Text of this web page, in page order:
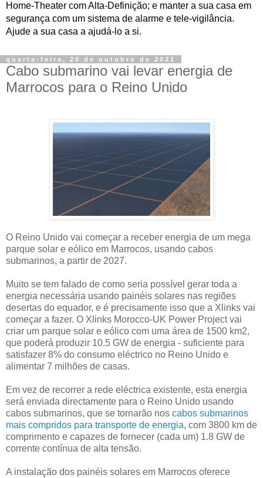
Home-Theater com Alta-Definição; e manter a sua casa em
segurança com um sistema de alarme e tele-vigilância.
Ajude a sua casa a ajudá-lo a si.
quarta-feira, 20 de outubro de 2021
Cabo submarino vai levar energia de
Marrocos para o Reino Unido
O Reino Unido vai começar a receber energia de um mega
parque solar e eólico em Marrocos, usando cabos
submarinos, a partir de 2027.
Muito se tem falado de como seria possível gerar toda a
energia necessária usando painéis solares nas regiões
desertas do equador, e é precisamente isso que a Xlinks vai
começar a fazer. O Xlinks Morocco-UK Power Project vai
criar um parque solar e eólico com uma área de 1500 km2,
que poderá produzir 10.5 GW de energia - suficiente para
satisfazer 8% do consumo eléctrico no Reino Unido e
alimentar 7 milhões de casas.
Em vez de recorrer a rede eléctrica existente, esta energia
será enviada directamente para o Reino Unido usando
cabos submarinos, que se tornarão nos cabos submarinos
mais compridos para transporte de energia, com 3800 km de
comprimento e capazes de fornecer (cada um) 1.8 GW de
corrente contínua de alta tensão.
A instalação dos painéis solares em Marrocos oferece